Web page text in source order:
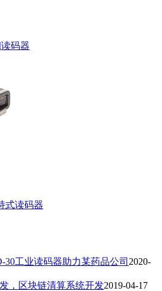
码器
式读码器
30工业读码器助力某药品公司 2020-
，区块链清算系统开发2019-04-17